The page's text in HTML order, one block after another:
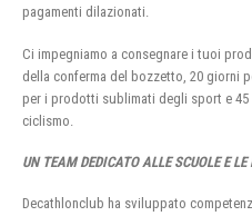
pagamenti dilazionati.
Ci impegniamo a consegnare i tuoi
della conferma del bozzetto, 20 giorni
per i prodotti sublimati degli sport e
ciclismo.
UN TEAM DEDICATO ALLE SCUOLE E LE
Decathlonclub ha sviluppato